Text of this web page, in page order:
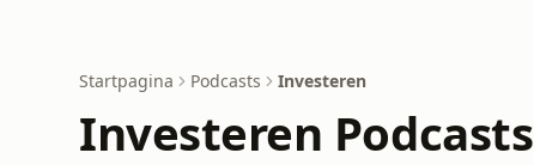
Startpagina Podcasts Investeren
Investeren Podcasts